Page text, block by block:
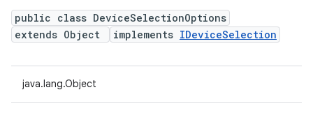
public class DeviceSelectionOptions
extends Object
implements IDeviceSelection
java.lang.Object